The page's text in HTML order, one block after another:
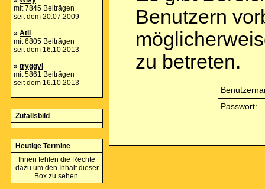
mit 7845 Beiträgen
seit dem 20.07.2009
» Atli
mit 6805 Beiträgen
seit dem 16.10.2013
» tryggvi
mit 5861 Beiträgen
seit dem 16.10.2013
Zufallsbild
Heutige Termine
Ihnen fehlen die Rechte
dazu um den Inhalt dieser
Box zu sehen.
Benutzern
zu betreten.
Passwort: